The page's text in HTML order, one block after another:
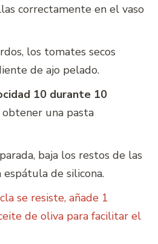
correctamente en el vaso
los tomates secos
de ajo pelado.
10 durante 10
obtener una pasta
baja los restos de las
espátula de silicona.
se resiste, añade 1
de oliva para facilitar el